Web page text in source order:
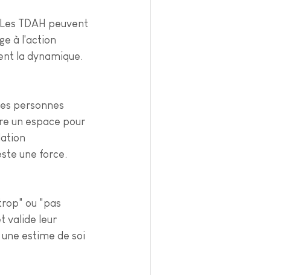
TDAH peuvent
à l'action
la dynamique.
personnes
un espace pour
une force.
ou "pas
valide leur
estime de soi